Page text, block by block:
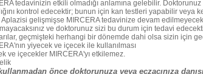
tedavinizin etkili olmadığı anlamına gelebilir.
kontrol edecektir; bunun için kan testleri yapabilir veya
Aplazisi gelişmişse MIRCERA tedavinize devam
ve doktorunuz sizi bu durum için tedavi
geçmişteki herhangi bir dönemde dahi olsa sizin için
yiyecek ve içecek ile kullanılması
ve içecekler MIRCERA'yı etkilemez.
önce doktorunuza veya eczacınıza